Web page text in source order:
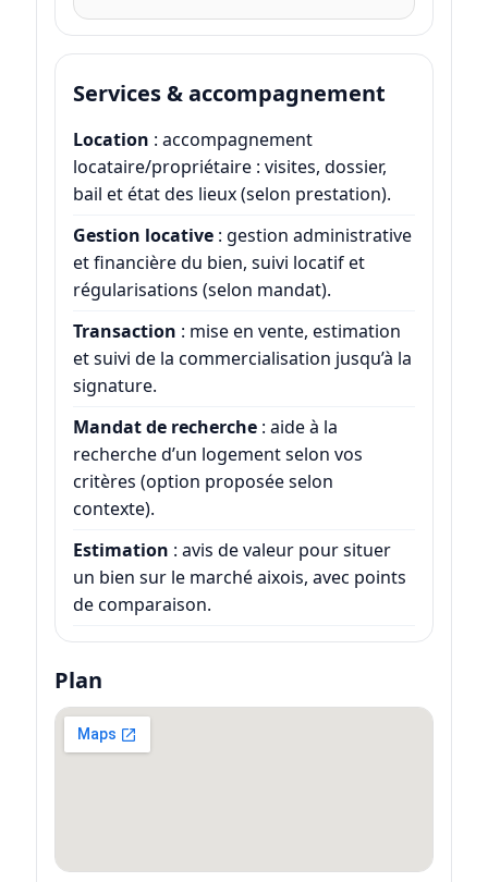
Services & accompagnement
Location : accompagnement
locataire/propriétaire : visites, dossier,
bail et état des lieux (selon prestation).
Gestion locative: gestion administrative
et financière du bien, suivi locatif et
régularisations (selon mandat).
Transaction : mise en vente, estimation
et suivi de la commercialisation jusqu’à la
signature.
Mandat de recherche: aide à la
recherche d’un logement selon vos
critères (option proposée selon
contexte).
Estimation : avis de valeur pour situer
un bien sur le marché aixois, avec points
de comparaison.
Plan